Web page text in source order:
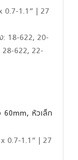
0.7-1.1” | 27
: 18-622, 20-
622, 22-
60mm, หัวเล็ก
0.7-1.1” | 27